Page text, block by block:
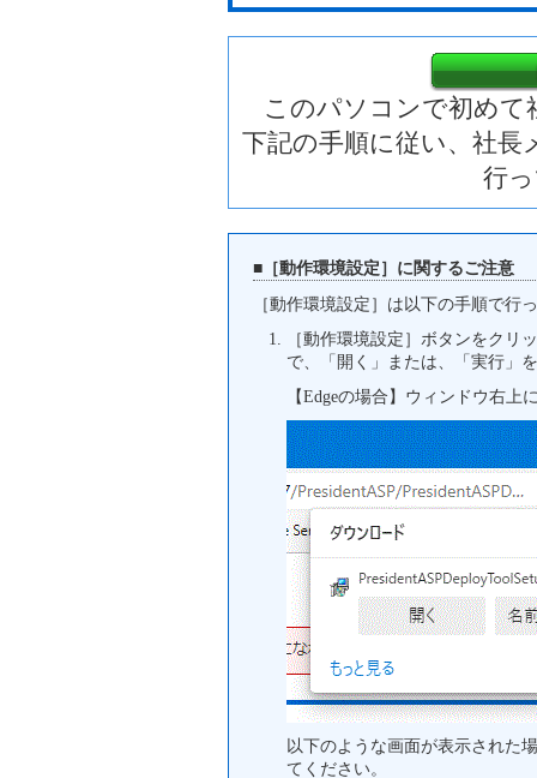
このパソコンで初めて
下記の手順に従い、社長
行
■［動作環境設定］に関するご注意
［動作環境設定］は以下の手順で行
［動作環境設定］ボタンをクリ
で、「開く」または、「実行」
【Edgeの場合】ウィンドウ右
以下のような画面が表示された
てください。